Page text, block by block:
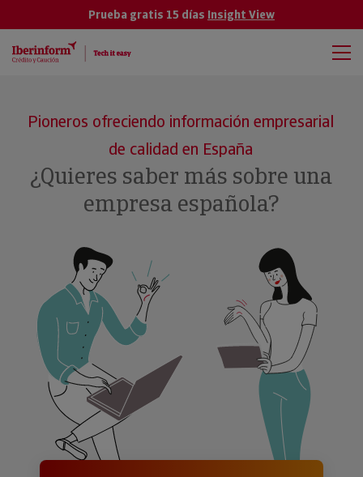
Prueba gratis 15 días Insight View
Pioneros ofreciendo información empresarial
de calidad en España
¿Quieres saber más sobre una
empresa española?